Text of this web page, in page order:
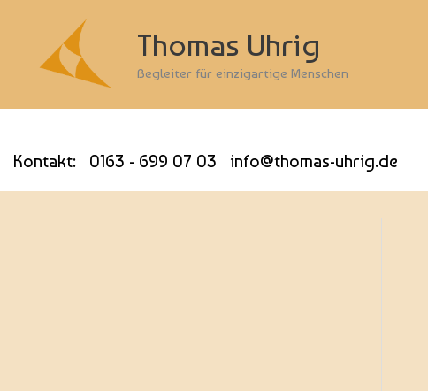
Thomas Uhrig
Begleiter für einzigartige Menschen
Kontakt: 0163 - 699 07 03 info@thomas-uhrig.de